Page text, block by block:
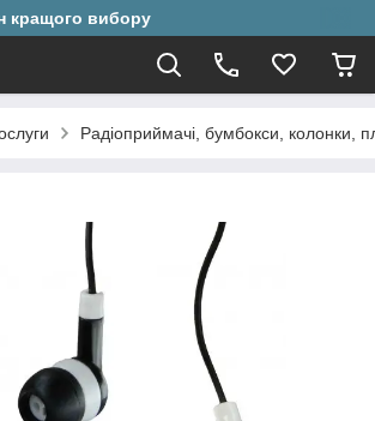
кращого вибору
Радіоприймачі, бумбокси, колонки,